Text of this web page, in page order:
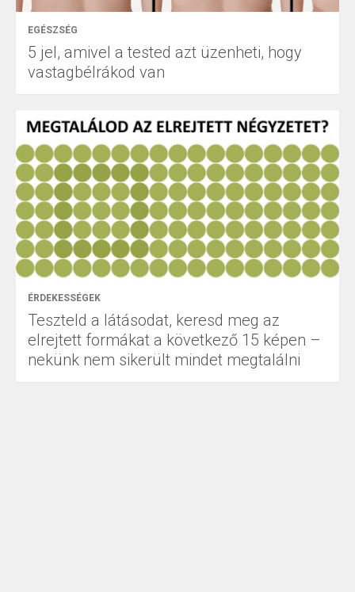
EGÉSZSÉG
5 jel, amivel a tested azt üzenheti, hogy
vastagbélrákod van
ÉRDEKESSÉGEK
Teszteld a látásodat, keresd meg az
elrejtett formákat a következő 15 képen –
nekünk nem sikerült mindet megtalálni